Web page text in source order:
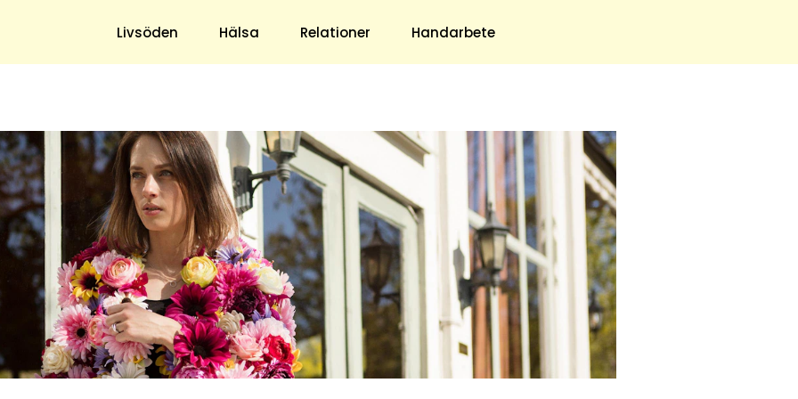
Livsöden Hälsa Relationer Handarbete
& Trädgård
Hushåll
Ekonomi
Mat & Dryck
& Antikt
DIY - Gör Det Själv
Underhållning
Nöje
TV
Horoskop
Quiz
Om Oss
Om Oss & Kontakt
Tidningar Hos Allas.se
Nyhetsbrev
Om Cookies
Integritetspolicy
Skapa Konto
Hantera Preferenser
blogg